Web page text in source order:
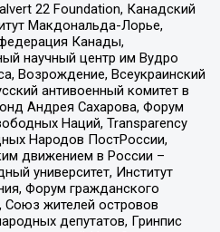
22 Foundation, Канадский
Макдональда-Лорье,
Канады,
научный центр им Вудро
Возрождение, Всеукраинский
антивоенный комитет в
Андрея Сахарова, Форум
Наций, Transparеncy
Народов ПостРоссии,
движением в России –
университет, Институт
Форум гражданского
Союз жителей островов
депутатов, Гринпис